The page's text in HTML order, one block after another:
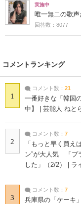
実施中
唯一無二の歌声
回答数：8077
コメントランキング
1
コメント数： 21
一番好きな「韓国
中】 | 芸能人 ねと
2
コメント数： 7
「もっと早く買
ン”が大人気 「プ
した」（2/2） | ラ
3
コメント数： 7
兵庫県の「ケーキ